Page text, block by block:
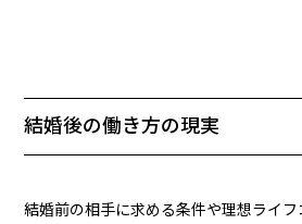
結婚後の働き方の現実
結婚前の相手に求める条件や理想ライ